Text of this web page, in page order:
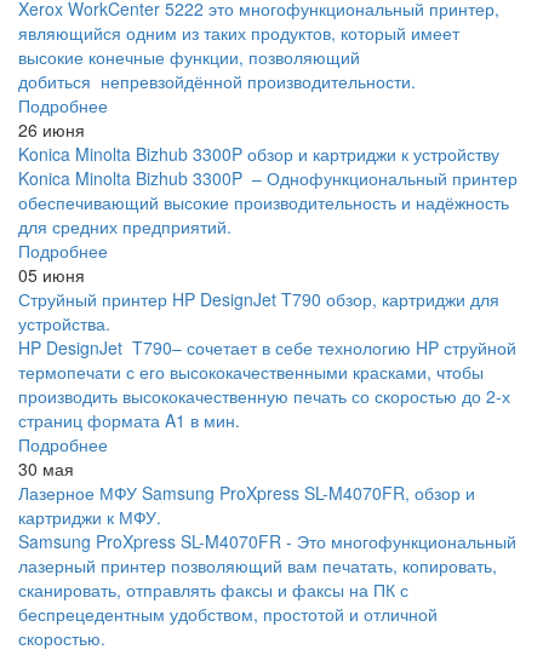
Xerox WorkCenter 5222 это многофункциональный принтер,
являющийся одним из таких продуктов, который имеет
высокие конечные функции, позволяющий
добиться непревзойдённой производительности.
Подробнее
26 июня
Konica Minolta Bizhub 3300P обзор и картриджи к устройству
Konica Minolta Bizhub 3300P – Однофункциональный принтер
обеспечивающий высокие производительность и надёжность
для средних предприятий.
Подробнее
05 июня
Струйный принтер HP DesignJet T790 обзор, картриджи для
устройства.
HP DesignJet T790– сочетает в себе технологию HP струйной
термопечати с его высококачественными красками, чтобы
производить высококачественную печать со скоростью до 2-х
страниц формата A1 в мин.
Подробнее
30 мая
Лазерное МФУ Samsung ProXpress SL-M4070FR, обзор и
картриджи к МФУ.
Samsung ProXpress SL-M4070FR - Это многофункциональный
лазерный принтер позволяющий вам печатать, копировать,
сканировать, отправлять факсы и факсы на ПК с
беспрецедентным удобством, простотой и отличной
скоростью.